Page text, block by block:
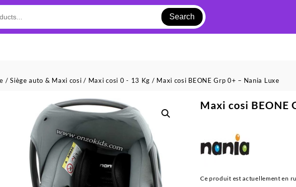
Search
/Siège auto & Maxi cosi / Maxi cosi 0 - 13 Kg / Maxi cosi BEONE Grp 0+ – Nania Luxe
Maxi cosi BEONE
Ce produit est actuellement en